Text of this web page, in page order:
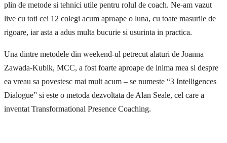
plin de metode si tehnici utile pentru rolul de coach. Ne-am vazut
live cu toti cei 12 colegi acum aproape o luna, cu toate masurile de
rigoare, iar asta a adus multa bucurie si usurinta in practica.
Una dintre metodele din weekend-ul petrecut alaturi de Joanna
Zawada-Kubik, MCC, a fost foarte aproape de inima mea si despre
ea vreau sa povestesc mai mult acum – se numeste “3 Intelligences
Dialogue” si este o metoda dezvoltata de Alan Seale, cel care a
inventat Transformational Presence Coaching.